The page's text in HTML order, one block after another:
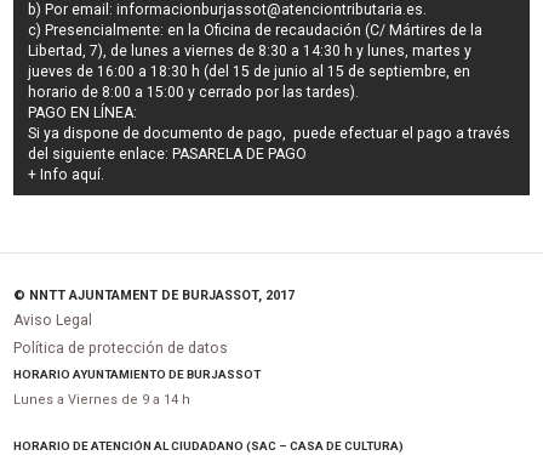
b) Por email:informacionburjassot@atenciontributaria.es.
c) Presencialmente: en la Oficina de recaudación (C/ Mártires de la
Libertad, 7), de lunes a viernes de 8:30 a 14:30 h y lunes, martes y
jueves de 16:00 a 18:30 h (del 15 de junio al 15 de septiembre, en
horario de 8:00 a 15:00 y cerrado por las tardes).
PAGO EN LÍNEA:
Si ya dispone de documento de pago, puede efectuar el pago a través
del siguiente enlace: PASARELA DE PAGO
+ Info aquí.
© NNTT AJUNTAMENT DE BURJASSOT, 2017
Aviso Legal
Política de protección de datos
HORARIO AYUNTAMIENTO DE BURJASSOT
Lunes a Viernes de 9 a 14 h
HORARIO DE ATENCIÓN AL CIUDADANO (SAC – CASA DE CULTURA)